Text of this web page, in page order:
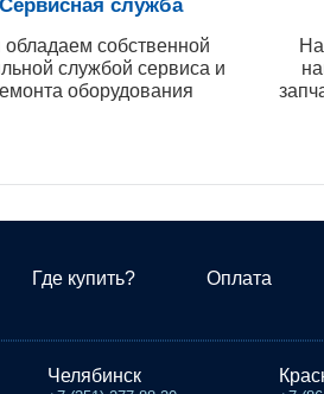
Сервисная служба
собственной
службой сервиса и
оборудования
Где купить? Оплата
Челябинск